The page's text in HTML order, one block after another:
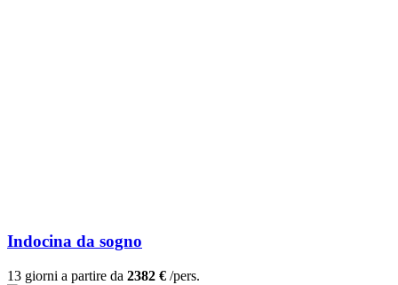
Indocina da sogno
13 giorni a partire da 2382 € /pers.